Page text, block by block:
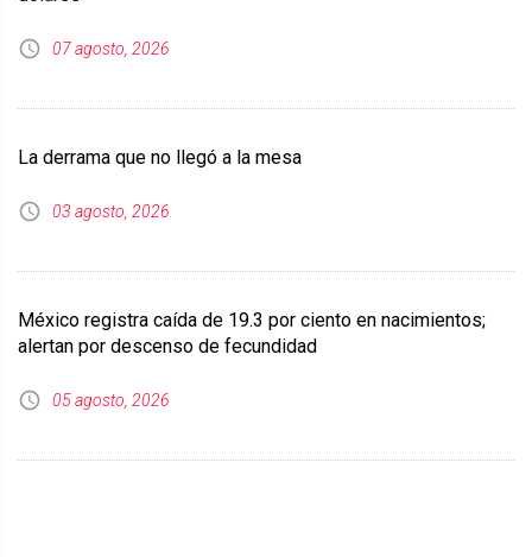
07 agosto, 2026
La derrama que no llegó a la mesa
03 agosto, 2026
México registra caída de 19.3 por ciento en nacimientos;
alertan por descenso de fecundidad
05 agosto, 2026